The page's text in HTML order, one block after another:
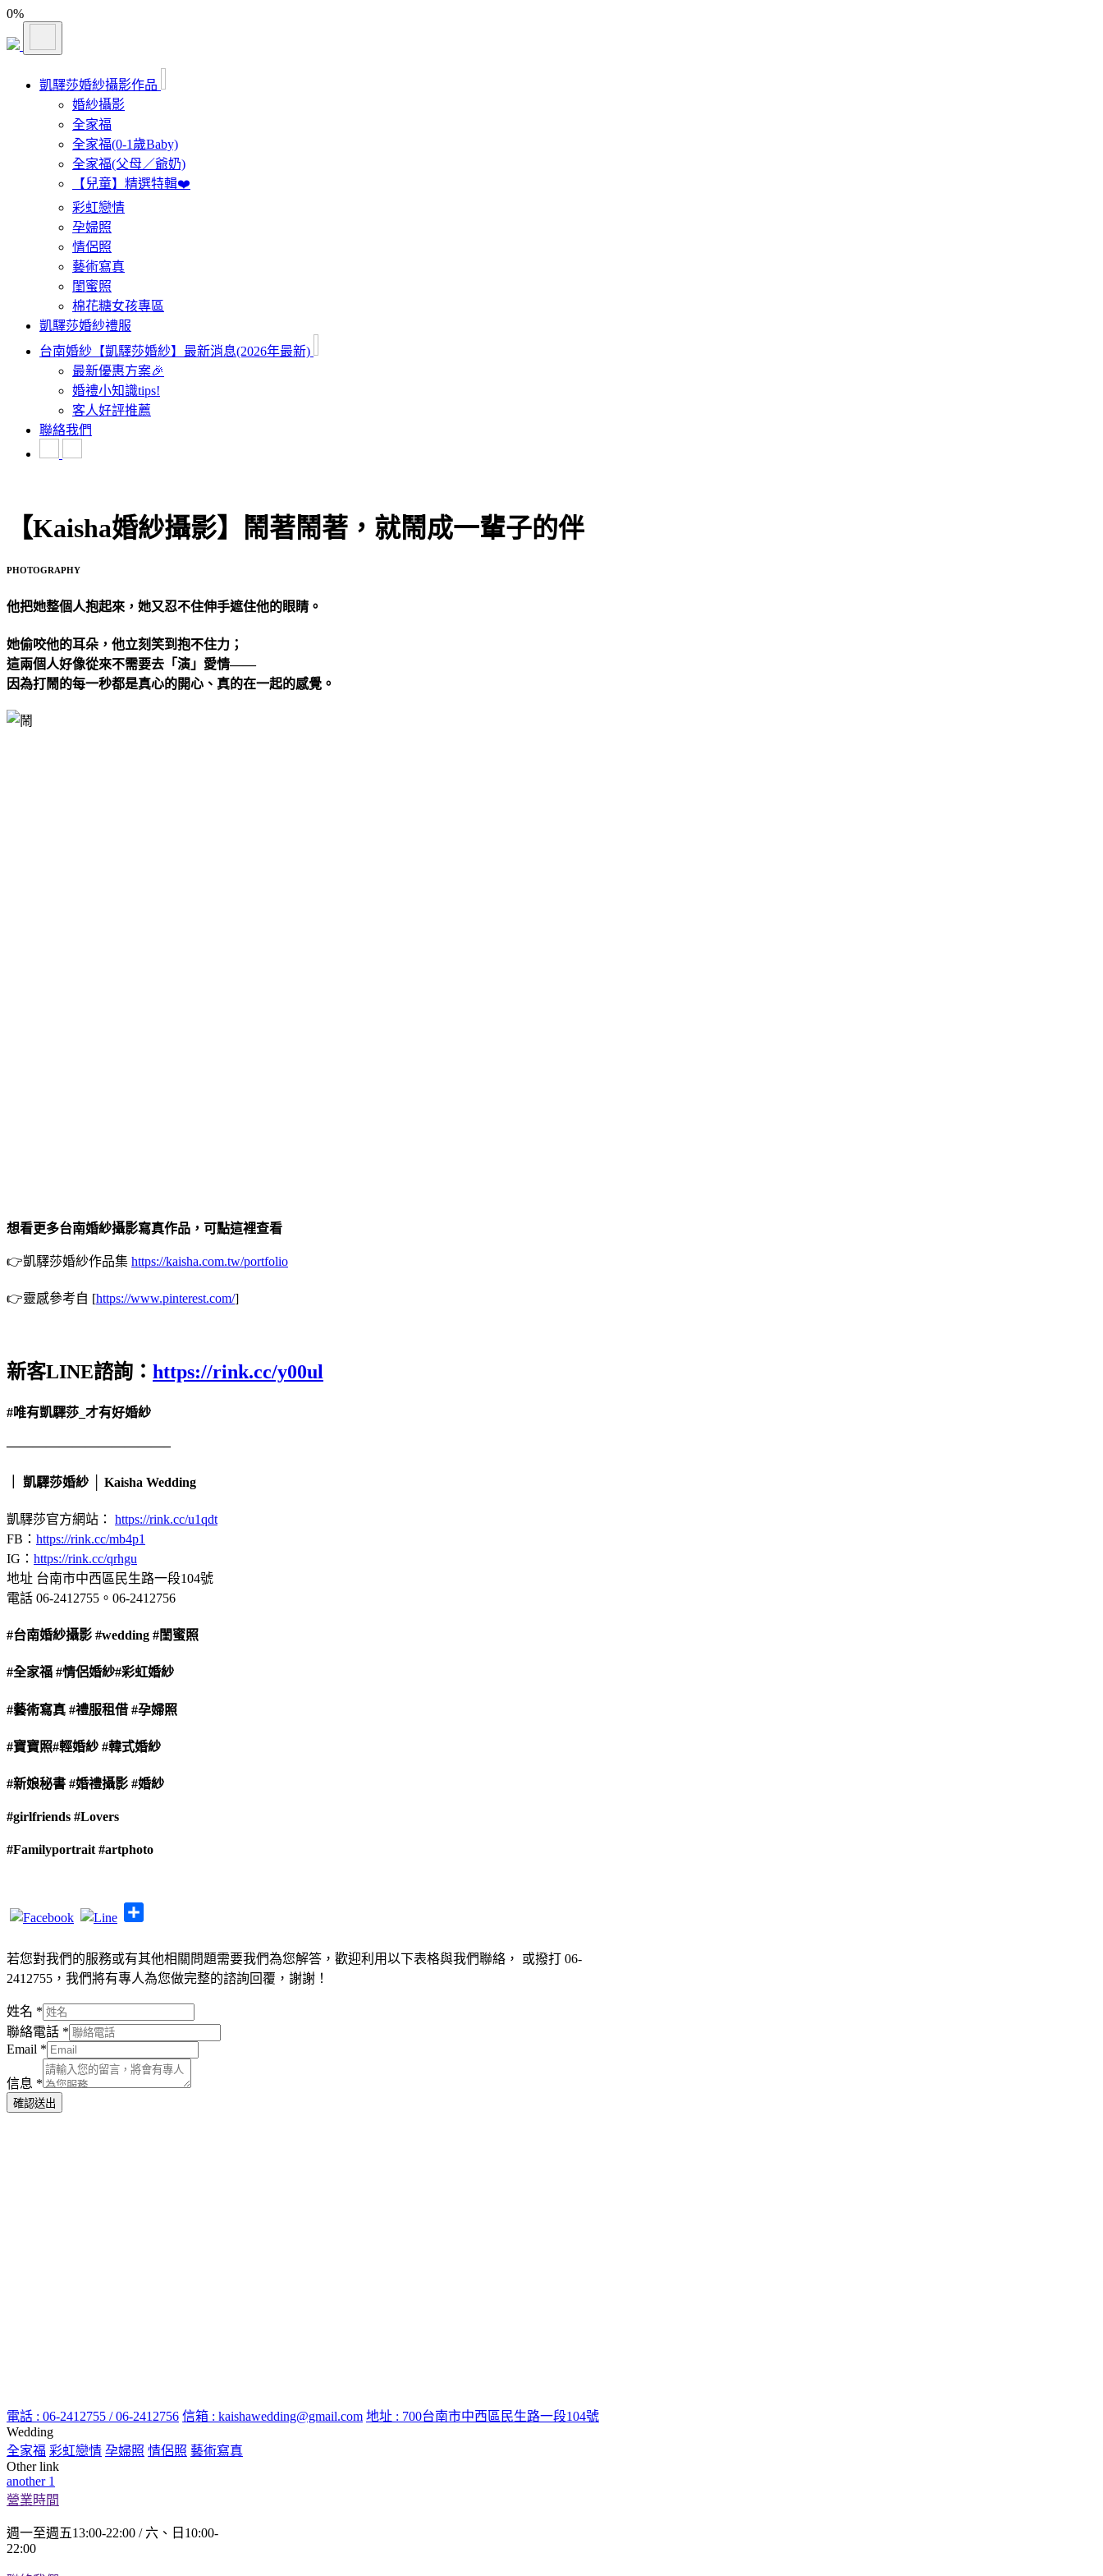
0%
凱驛莎婚紗攝影作品
婚紗攝影
全家福
全家福(0-1歲Baby)
全家福(父母／爺奶)
【兒童】精選特輯❤️
彩虹戀情
孕婦照
情侶照
藝術寫真
閨蜜照
棉花糖女孩專區
凱驛莎婚紗禮服
台南婚紗【凱驛莎婚紗】最新消息(2026年最新)
最新優惠方案🎉
婚禮小知識tips!
客人好評推薦
聯絡我們
【Kaisha婚紗攝影】鬧著鬧著，就鬧成一輩子的伴
PHOTOGRAPHY
他把她整個人抱起來，她又忍不住伸手遮住他的眼睛。
她偷咬他的耳朵，他立刻笑到抱不住力；
這兩個人好像從來不需要去「演」愛情——
因為打鬧的每一秒都是真心的開心、真的在一起的感覺。
想看更多台南婚紗攝影寫真作品，可點這裡查看
👉凱驛莎婚紗作品集 https://kaisha.com.tw/portfolio
👉靈感參考自 [https://www.pinterest.com/]
新客LINE諮詢： https://rink.cc/y00ul
#唯有凱驛莎_才有好婚紗
————————————–
｜ 凱驛莎婚紗 │ Kaisha Wedding
凱驛莎官方網站： https://rink.cc/u1qdt
FB： https://rink.cc/mb4p1
IG： https://rink.cc/qrhgu
地址 台南市中西區民生路一段104號
電話 06-2412755。06-2412756
#台南婚紗攝影 #wedding #閨蜜照
#全家福 #情侶婚紗#彩虹婚紗
#藝術寫真 #禮服租借 #孕婦照
#寶寶照#輕婚紗 #韓式婚紗
#新娘秘書 #婚禮攝影 #婚紗
#girlfriends #Lovers
#Familyportrait #artphoto
若您對我們的服務或有其他相關問題需要我們為您解答，歡迎利用以下表格與我們聯絡， 或撥打 06-
2412755，我們將有專人為您做完整的諮詢回覆，謝謝！
姓名 *
聯絡電話 *
Email *
信息 *
確認送出
電話 : 06-2412755 / 06-2412756 信箱 : kaishawedding@gmail.com 地址 : 700台南市中西區民生路一段104號
Wedding
全家福 彩虹戀情 孕婦照 情侶照 藝術寫真
Other link
another 1
營業時間
週一至週五13:00-22:00 / 六、日10:00-
22:00